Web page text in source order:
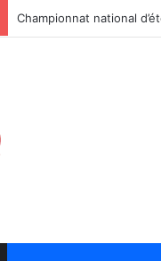
Championnat national